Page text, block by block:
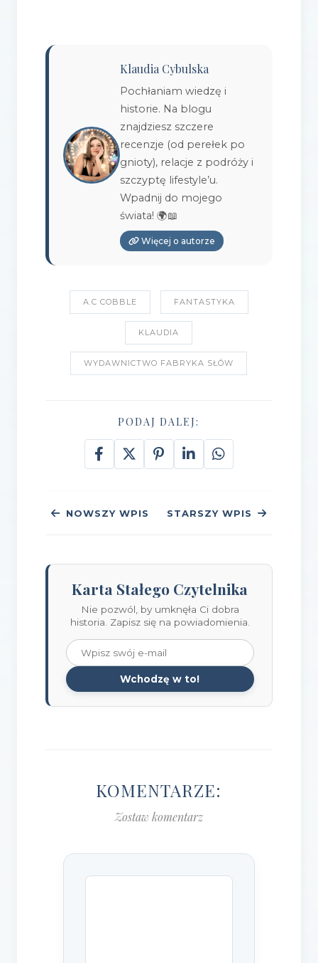
Klaudia Cybulska
Pochłaniam wiedzę i
historie. Na blogu
znajdziesz szczere
recenzje (od perełek po
gnioty), relacje z podróży i
szczyptę lifestyle’u.
Wpadnij do mojego
świata! 🌍📖
Więcej o autorze
A.C COBBLE FANTASTYKA
KLAUDIA
WYDAWNICTWO FABRYKA SŁÓW
PODAJ DALEJ:
NOWSZY WPIS STARSZY WPIS
Karta Stałego Czytelnika
Nie pozwól, by umknęła Ci dobra
historia. Zapisz się na powiadomienia.
Wchodzę w to!
KOMENTARZE:
Zostaw komentarz